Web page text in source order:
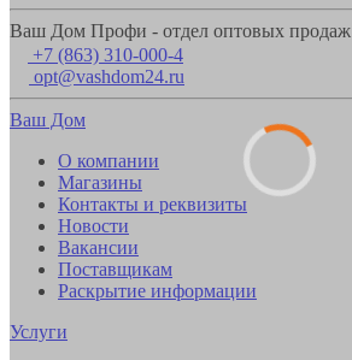
Ваш Дом Профи - отдел оптовых продаж
+7 (863) 310-000-4
opt@vashdom24.ru
Ваш Дом
О компании
Магазины
Контакты и реквизиты
Новости
Вакансии
Поставщикам
Раскрытие информации
Услуги